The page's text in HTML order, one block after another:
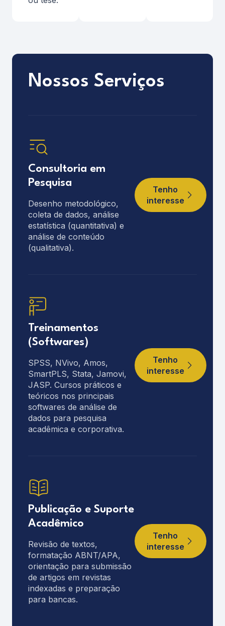
Nossos Serviços
Consultoria em
Pesquisa
Desenho metodológico,
coleta de dados, análise
estatística (quantitativa) e
análise de conteúdo
(qualitativa).
Tenho
interesse
Treinamentos
(Softwares)
SPSS, NVivo, Amos,
SmartPLS, Stata, Jamovi,
JASP. Cursos práticos e
teóricos nos principais
softwares de análise de
dados para pesquisa
acadêmica e corporativa.
Tenho
interesse
Publicação e Suporte
Acadêmico
Revisão de textos,
formatação ABNT/APA,
orientação para submissão
de artigos em revistas
indexadas e preparação
para bancas.
Tenho
interesse